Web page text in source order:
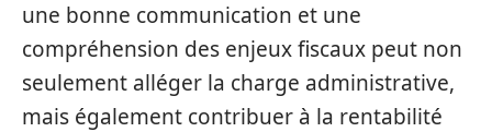
une bonne communication et une
compréhension des enjeux fiscaux peut non
seulement alléger la charge administrative,
mais également contribuer à la rentabilité